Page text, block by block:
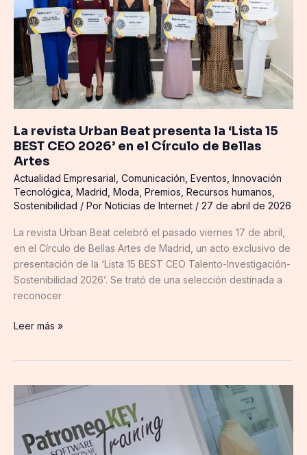
La revista Urban Beat presenta la ‘Lista 15
BEST CEO 2026’ en el Círculo de Bellas
Artes
Actualidad Empresarial Comunicación Eventos Innovación
Tecnológica Madrid Moda Premios Recursos humanos
Sostenibilidad / Por Noticias de Internet / 27 de abril de 2026
La revista Urban Beat celebró el pasado viernes 17 de abril,
en el Círculo de Bellas Artes de Madrid, un acto exclusivo de
presentación de la ‘Lista 15 BEST CEO Talento-Investigación-
Sostenibilidad 2026’. Se trató de una selección destinada a
reconocer
‘Lista
15
BEST
CEO
2026’
en
Círculo
de
Bellas
Artes
Leer más »
tecnólogo
Ignacio